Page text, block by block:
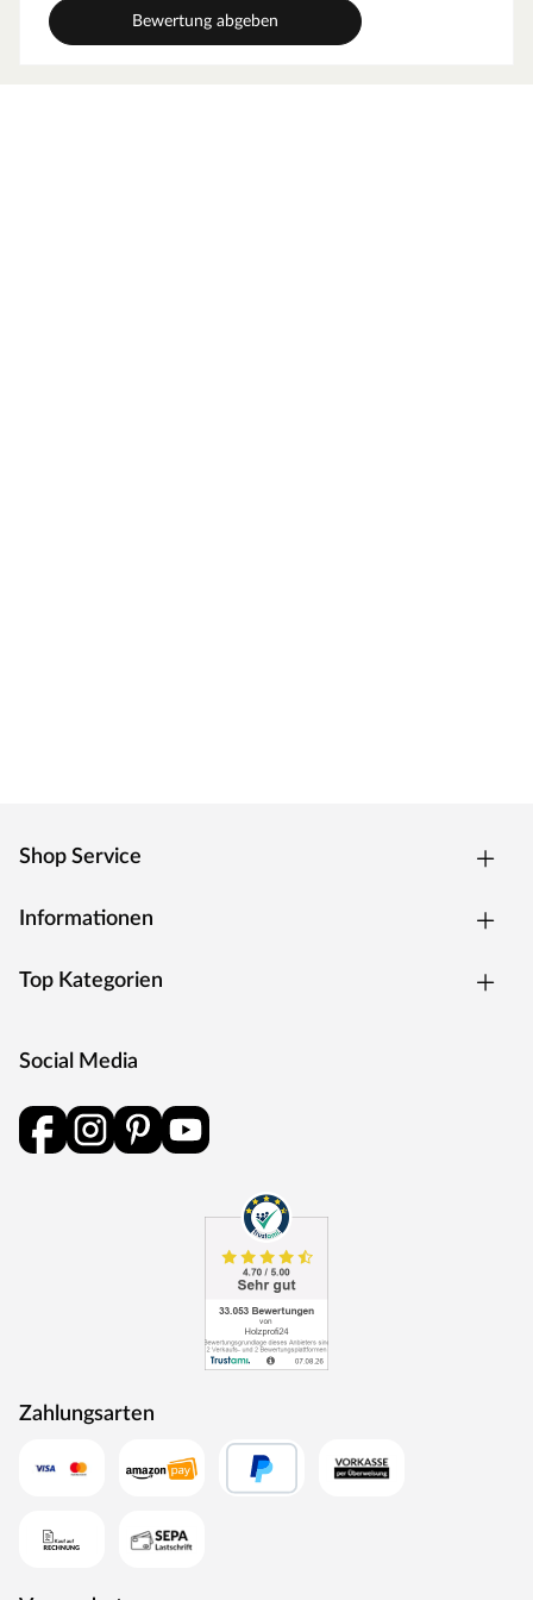
Bewertung abgeben
Shop Service
Informationen
Top Kategorien
Social Media
Zahlungsarten